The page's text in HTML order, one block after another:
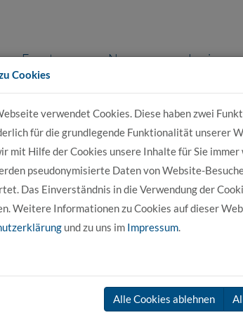
Events News Login
Bewerber Für Studierende
Cookies
verwendet Cookies. Diese haben zwei
für die grundlegende Funktionalität unserer
mit Hilfe der Cookies unsere Inhalte für Sie
pseudonymisierte Daten von Website-
Das Einverständnis in die Verwendung der
Weitere Informationen zu Cookies auf dieser
und zu uns im Impressum.
Alle Cookies ablehnen